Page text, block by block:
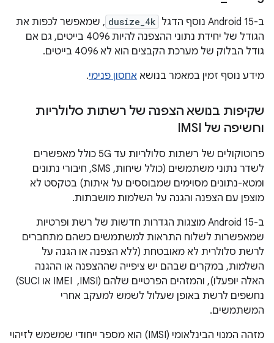
ב-Android 15 נוסף הדגל dusize_4k , שמאפשר לכפות את
הגודל של יחידת נתוני ההצפנה להיות 4096 בייטים, גם אם
גודל הבלוק של מערכת הקבצים הוא לא 4096 בייטים.
מידע נוסף זמין במאמר בנושא אחסון פנימי.
שקיפות בנושא הצפנה של רשתות סלולריות
וחשיפה של IMSI
פרוטוקולים של רשתות סלולריות עד 5G כולל מאפשרים
לשדר נתוני משתמשים (כולל שיחות, SMS, חיבורי נתונים
ומטא-נתונים מסוימים שמבוססים על איתות) בטקסט לא
מוצפן עם הצפנה והגנה על השלמות מושבתות.
ב-Android 15 מוצגות הגדרות חדשות של רשת ופרטיות
שמאפשרות לשלוח התראות למשתמשים כשהם מתחברים
לרשת סלולרית לא מאובטחת (ללא הצפנה או הגנה על
השלמות, במקרים שבהם יש ציפייה שההצפנה או ההגנה
האלה יופעלו), והמזהים הפרטיים שלהם (IMSI, ‏ IMEI או SUCI)
נחשפים לרשת באופן שעלול לשמש למעקב אחרי
המשתמשים.
מזהה המנוי הבינלאומי (IMSI) הוא מספר ייחודי שמשמש לזיהוי